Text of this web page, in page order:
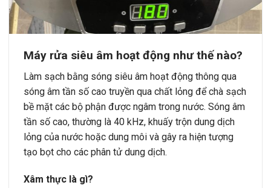
Máy rửa siêu âm hoạt động như thế nào?
Làm sạch bằng sóng siêu âm hoạt động thông qua
sóng âm tần số cao truyền qua chất lỏng để chà sạch
bề mặt các bộ phận được ngâm trong nước. Sóng âm
tần số cao, thường là 40 kHz, khuấy trộn dung dịch
lỏng của nước hoặc dung môi và gây ra hiện tượng
tạo bọt cho các phân tử dung dịch.
Xâm thực là gì?